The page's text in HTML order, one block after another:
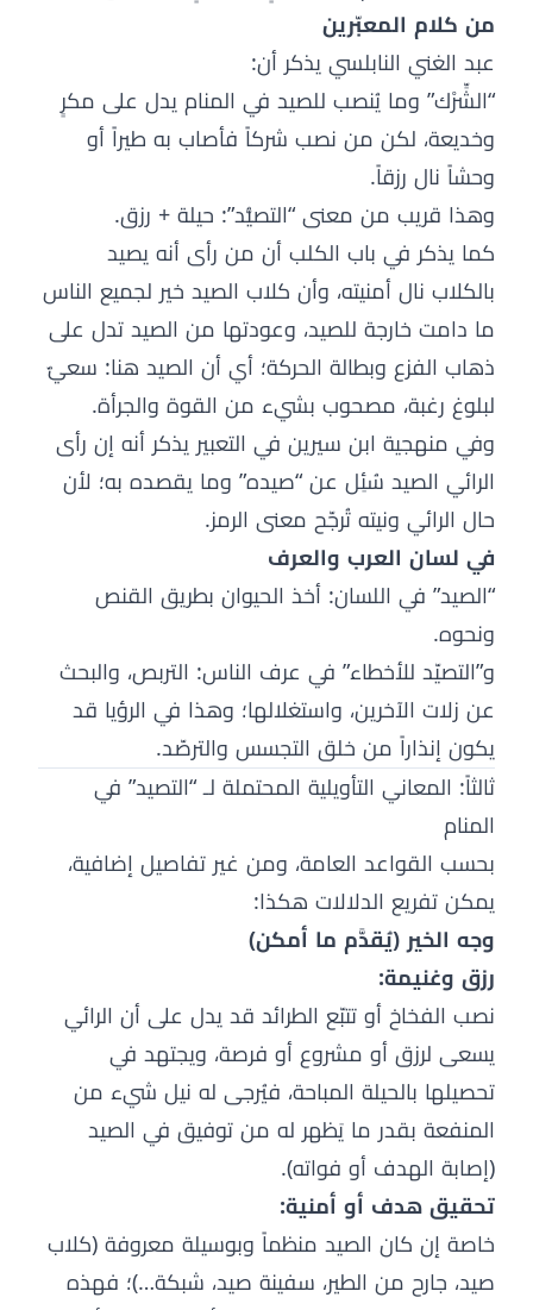
من كلام المعبّرين
عبد الغني النابلسي يذكر أن:
“الشِّرْك” وما يُنصب للصيد في المنام يدل على مكرٍ
وخديعة، لكن من نصب شركاً فأصاب به طيراً أو
وحشاً نال رزقاً.
وهذا قريب من معنى “التصيُّد”: حيلة + رزق.
كما يذكر في باب الكلب أن من رأى أنه يصيد
بالكلاب نال أمنيته، وأن كلاب الصيد خير لجميع الناس
ما دامت خارجة للصيد، وعودتها من الصيد تدل على
ذهاب الفزع وبطالة الحركة؛ أي أن الصيد هنا: سعيٌ
لبلوغ رغبة، مصحوب بشيء من القوة والجرأة.
وفي منهجية ابن سيرين في التعبير يذكر أنه إن رأى
الرائي الصيد سُئِل عن “صيده” وما يقصده به؛ لأن
حال الرائي ونيته تُرجّح معنى الرمز.
في لسان العرب والعرف
“الصيد” في اللسان: أخذ الحيوان بطريق القنص
ونحوه.
و”التصيّد للأخطاء” في عرف الناس: التربص، والبحث
عن زلات الآخرين، واستغلالها؛ وهذا في الرؤيا قد
يكون إنذاراً من خلق التجسس والترصّد.
ثالثاً: المعاني التأويلية المحتملة لـ “التصيد” في
المنام
بحسب القواعد العامة، ومن غير تفاصيل إضافية،
يمكن تفريع الدلالات هكذا:
وجه الخير (يُقدَّم ما أمكن)
رزق وغنيمة:
نصب الفخاخ أو تتبّع الطرائد قد يدل على أن الرائي
يسعى لرزق أو مشروع أو فرصة، ويجتهد في
تحصيلها بالحيلة المباحة، فيُرجى له نيل شيء من
المنفعة بقدر ما يَظهر له من توفيق في الصيد
(إصابة الهدف أو فواته).
تحقيق هدف أو أمنية:
خاصة إن كان الصيد منظماً وبوسيلة معروفة (كلاب
صيد، جارح من الطير، سفينة صيد، شبكة…)؛ فهذه